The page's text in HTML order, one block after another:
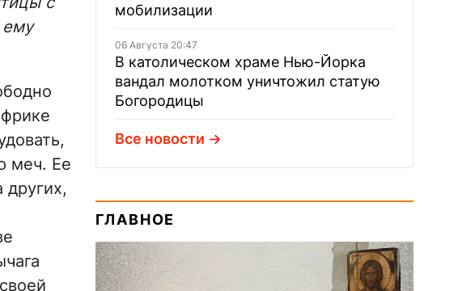
меч. Ее
других,
мобилизации
06 Августа 20:47
В католическом храме Нью-Йорка
вандал молотком уничтожил статую
Богородицы
Все новости
ГЛАВНОЕ